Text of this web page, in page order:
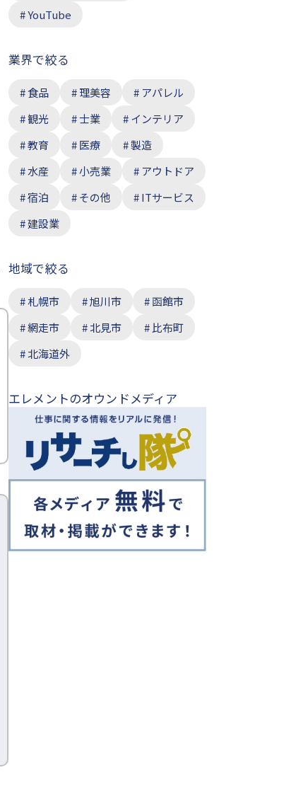
YouTube
業界で絞る
食品 理美容
アパレル
観光
士業
インテリア
教育
医療
製造
水産
小売業
アウトドア
宿泊
その他
ITサービス
建設業
地域で絞る
札幌市 旭川市
函館市
網走市
北見市
比布町
北海道外
エレメントのオウンドメディア